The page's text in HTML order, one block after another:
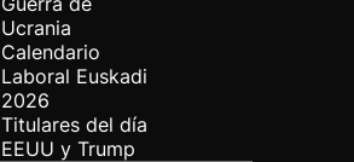
Ucrania
Calendario
Laboral Euskadi
2026
Titulares del día
EEUU y Trump